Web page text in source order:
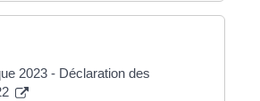
2023 - Déclaration des